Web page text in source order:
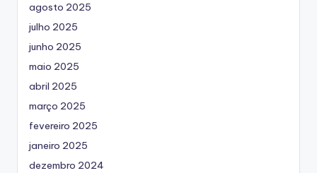
agosto 2025
julho 2025
junho 2025
maio 2025
abril 2025
março 2025
fevereiro 2025
janeiro 2025
dezembro 2024